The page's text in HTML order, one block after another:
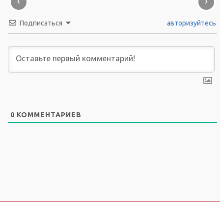
Подписаться авторизуйтесь
0 КОММЕНТАРИЕВ